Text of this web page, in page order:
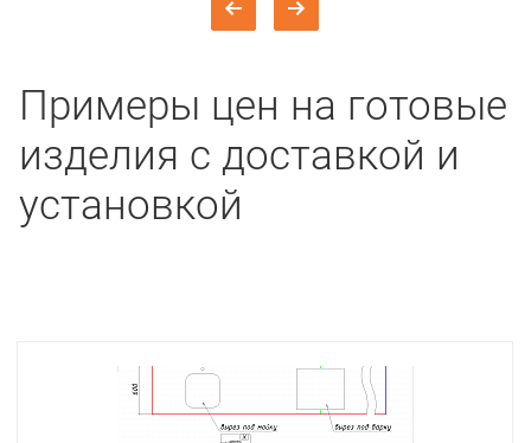
Примеры цен на готовые
изделия с доставкой и
установкой